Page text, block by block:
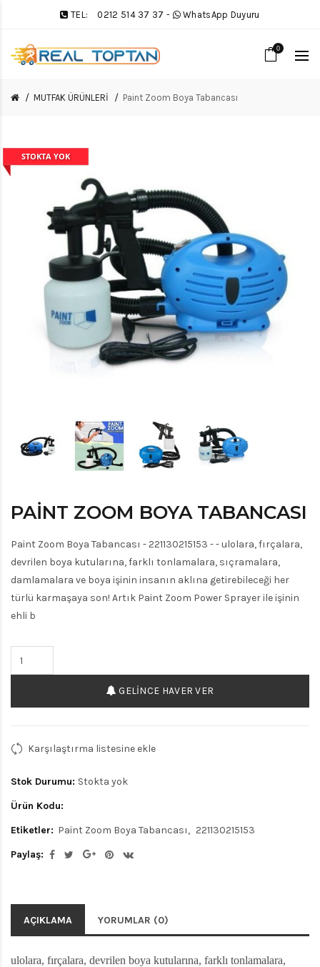
TEL: 0212 514 37 37 - WhatsApp Duyuru
0
MUTFAK ÜRÜNLERİ Paint Zoom Boya Tabancası
STOKTA YOK
PAINT ZOOM BOYA TABANCASI
Paint Zoom Boya Tabancası - 221130215153 - - ulolara, fırçalara,
devrilen boya kutularına, farklı tonlamalara, sıçramalara,
damlamalara ve boya işinin insanın aklına getirebileceği her
türlü karmaşaya son! Artık Paint Zoom Power Sprayer ile işinin
ehli b
GELINCE HAVER VER
Karşılaştırma listesine ekle
Stok Durumu: Stokta yok
Ürün Kodu:
Etiketler: Paint Zoom Boya Tabancası
221130215153
Paylaş:
AÇIKLAMA YORUMLAR (0)
ulolara, fırçalara, devrilen boya kutularına, farklı tonlamalara,